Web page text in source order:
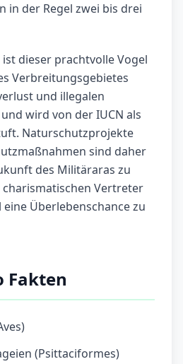
in der Regel zwei bis drei
dieser prachtvolle Vogel
Verbreitungsgebietes
und illegalen
wird von der IUCN als
Naturschutzprojekte
sind daher
des Militäraras zu
Vertreter
Überlebenschance zu
Fakten
(Psittaciformes)